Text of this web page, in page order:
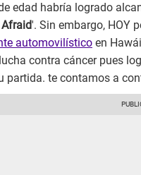
edad habría logrado
'. Sin embargo, HOY
automovilístico en
contra cáncer pues
partida. te contamos a